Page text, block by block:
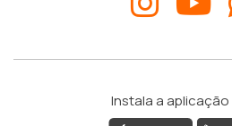
Instala a aplicação